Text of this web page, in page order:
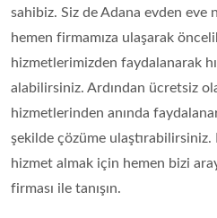
sahibiz. Siz de Adana evden eve
hemen firmamıza ulaşarak
hizmetlerimizden faydalanarak
alabilirsiniz. Ardından ücretsiz
hizmetlerinden anında
şekilde çözüme
hizmet almak için hemen bizi
firması ile tanışın.